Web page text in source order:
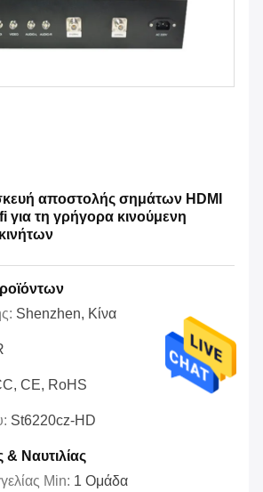
αποστολής σημάτων HDMI
για τη γρήγορα κινούμενη
Shenzhen, Κίνα
CE, RoHS
St6220cz-HD
Ναυτιλίας
Min: 1 Ομάδα